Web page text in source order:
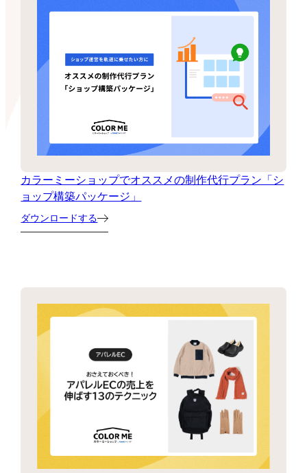
カラーミーショップでオススメの制作代行プラン「シ
ョップ構築パッケージ」
ダウンロードする